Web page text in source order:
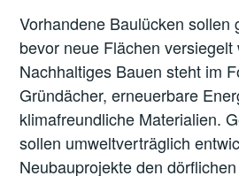
Vorhandene Baulücken sollen
bevor neue Flächen versiegelt
Nachhaltiges Bauen steht im
Gründächer, erneuerbare
klimafreundliche Materialien.
sollen umweltverträglich
Neubauprojekte den